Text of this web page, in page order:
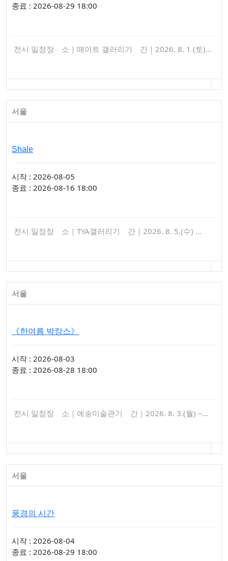
종료 : 2026-08-29 18:00
전시 일정장 소｜떼아트 갤러리기 간｜2026. 8. 1.(토)…
서울
Shale
시작 : 2026-08-05
종료 : 2026-08-16 18:00
전시 일정장 소｜TYA갤러리기 간｜2026. 8. 5.(수) …
서울
《한여름 박캉스》
시작 : 2026-08-03
종료 : 2026-08-28 18:00
전시 일정장 소｜예송미술관기 간｜2026. 8. 3.(월) –…
서울
풍경의 시간
시작 : 2026-08-04
종료 : 2026-08-29 18:00